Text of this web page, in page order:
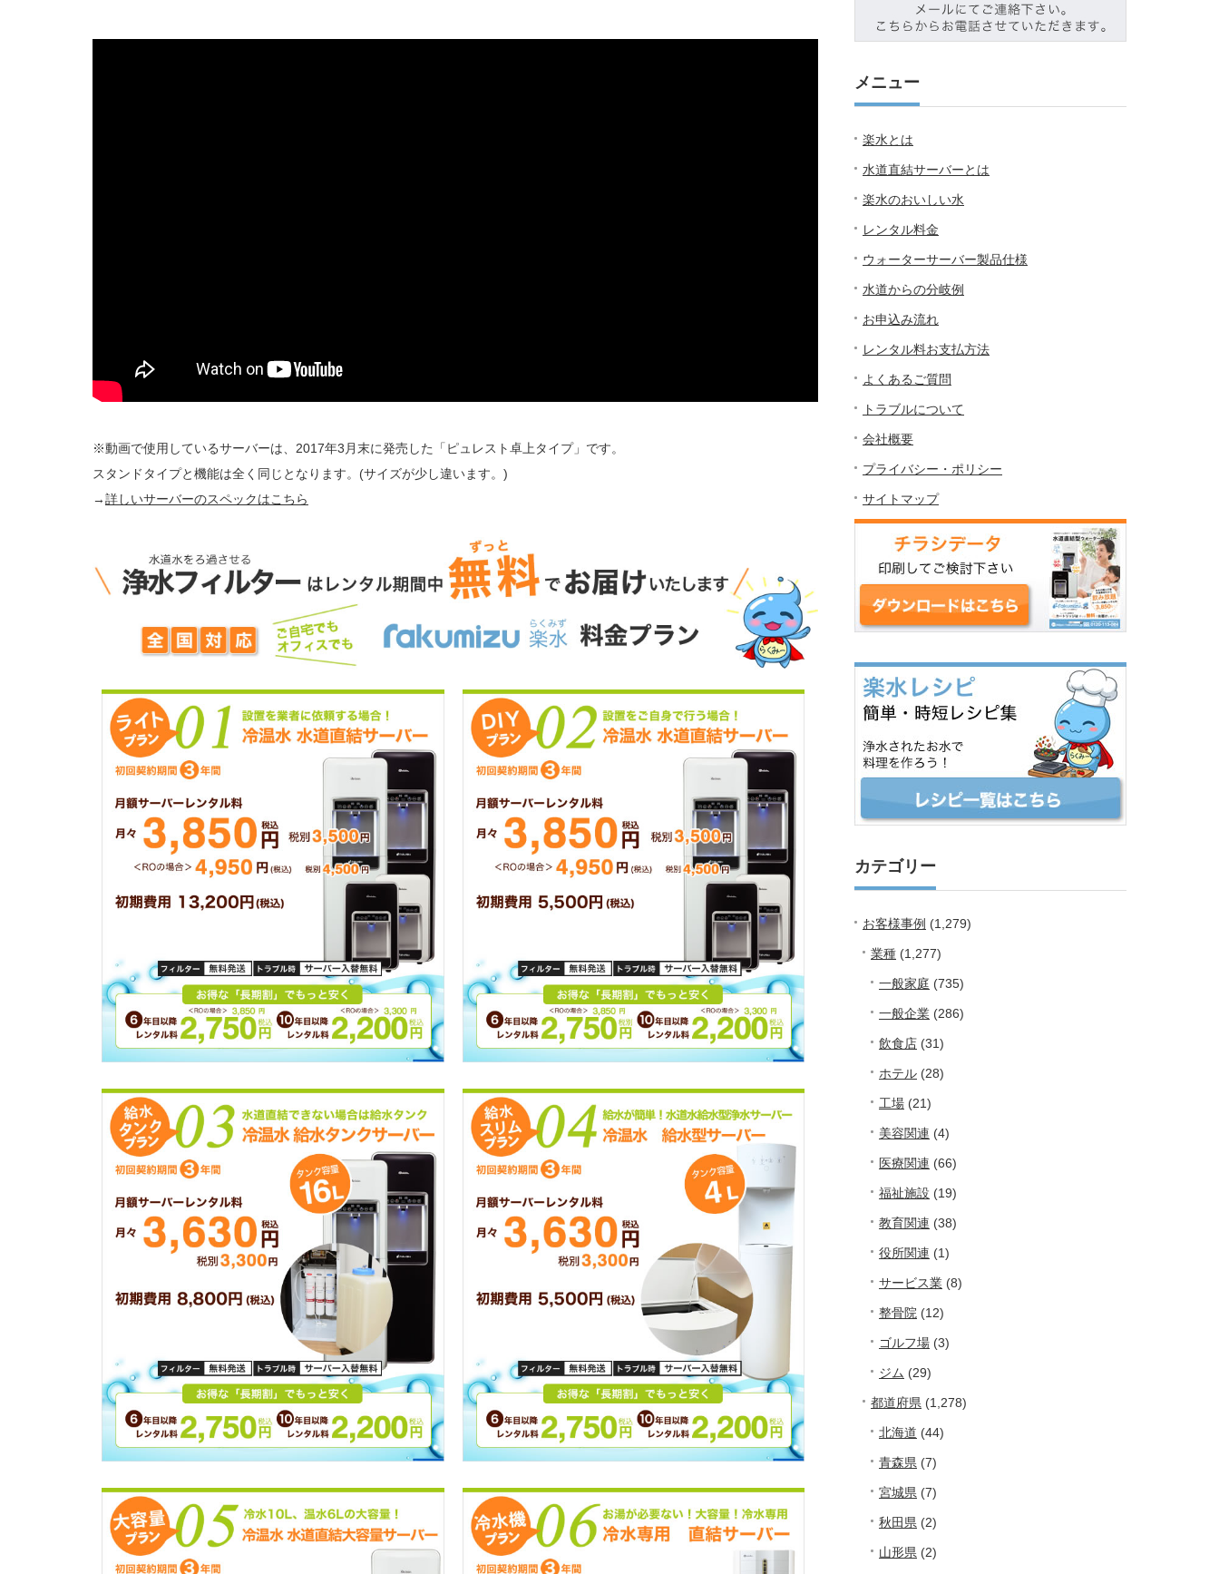
※動画で使用しているサーバーは、2017年3月末に発売した「ピュレスト卓上タイプ」です。
スタンドタイプと機能は全く同じとなります。(サイズが少し違います。)
→詳しいサーバーのスペックはこちら
メニュー
楽水とは
水道直結サーバーとは
楽水のおいしい水
レンタル料金
ウォーターサーバー製品仕様
水道からの分岐例
お申込み流れ
レンタル料お支払方法
よくあるご質問
トラブルについて
会社概要
プライバシー・ポリシー
サイトマップ
カテゴリー
お客様事例 (1,279)
業種 (1,277)
一般家庭 (735)
一般企業 (286)
飲食店 (31)
ホテル (28)
工場 (21)
美容関連 (4)
医療関連 (66)
福祉施設 (19)
教育関連 (38)
役所関連 (1)
サービス業 (8)
整骨院 (12)
ゴルフ場 (3)
ジム (29)
都道府県 (1,278)
北海道 (44)
青森県 (7)
宮城県 (7)
秋田県 (2)
山形県 (2)